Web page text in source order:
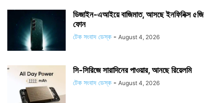
ডিজাইন-এআইয়ে বাজিমাত, আসছে ইনফিনিক্স ৫জি
ফোন
টেক সংবাদ ডেস্ক - August 4, 2026
সি-সিরিজে সারাদিনের পাওয়ার, আনছে রিয়েলমি
টেক সংবাদ ডেস্ক - August 4, 2026